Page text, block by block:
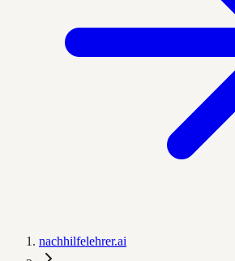
nachhilfelehrer.ai